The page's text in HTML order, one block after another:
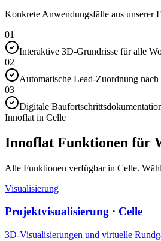
Konkrete Anwendungsfälle aus unserer
01
Interaktive 3D-Grundrisse für alle
02
Automatische Lead-Zuordnung
03
Digitale
Innoflat in Celle
Innoflat Funktionen für
Alle Funktionen verfügbar in Celle.
Visualisierung
Projektvisualisierung · Celle
3D-Visualisierungen und virtuelle